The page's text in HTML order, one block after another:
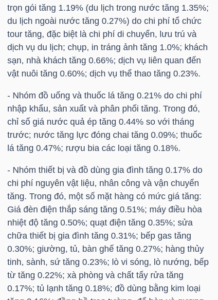
trọn gói tăng 1.19% (du lịch trong nước tăng 1.35%;
du lịch ngoài nước tăng 0.27%) do chi phí tổ chức
tour tăng, đặc biệt là chi phí di chuyển, lưu trú và
dịch vụ du lịch; chụp, in tráng ảnh tăng 1.0%; khách
sạn, nhà khách tăng 0.66%; dịch vụ liên quan đến
vật nuôi tăng 0.60%; dịch vụ thể thao tăng 0.23%.
- Nhóm đồ uống và thuốc lá tăng 0.21% do chi phí
nhập khẩu, sản xuất và phân phối tăng. Trong đó,
chỉ số giá nước quả ép tăng 0.44% so với tháng
trước; nước tăng lực đóng chai tăng 0.09%; thuốc
lá tăng 0.47%; rượu bia các loại tăng 0.18%.
- Nhóm thiết bị và đồ dùng gia đình tăng 0.17% do
chi phí nguyên vật liệu, nhân công và vận chuyển
tăng. Trong đó, một số mặt hàng có mức giá tăng:
Giá đèn điện thắp sáng tăng 0.51%; máy điều hòa
nhiệt độ tăng 0.50%; quạt điện tăng 0.35%; sửa
chữa thiết bị gia đình tăng 0.31%; bếp gas tăng
0.30%; giường, tủ, bàn ghế tăng 0.27%; hàng thủy
tinh, sành, sứ tăng 0.23%; lò vi sóng, lò nướng, bếp
từ tăng 0.22%; xà phòng và chất tẩy rửa tăng
0.17%; tủ lạnh tăng 0.18%; đồ dùng bằng kim loại
DOANH
NGHIỆP
CỔ
PHIẾU
PHÁI
TRÁI
PHIẾU
CÔNG
CỤ
ĐẦU